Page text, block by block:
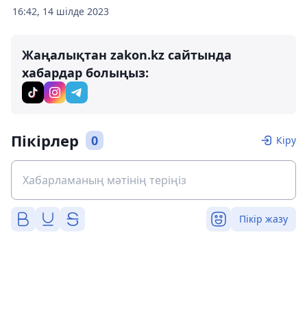
16:42, 14 шілде 2023
Жаңалықтан zakon.kz сайтында
хабардар болыңыз:
Пікірлер 0 Кіру
Пікір жазу